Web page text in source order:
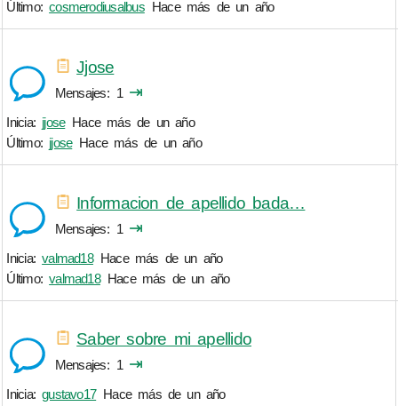
Último:cosmerodiusalbus Hace más de un año
Jjose
Mensajes 1 ⇥
Inicia: jjose Hace más de un año
Último: jjose Hace más de un año
Informacion de apellido bada…
Mensajes 1 ⇥
Inicia:valmad18 Hace más de un año
Último:valmad18 Hace más de un año
Saber sobre mi apellido
Mensajes 1 ⇥
Inicia:gustavo17 Hace más de un año